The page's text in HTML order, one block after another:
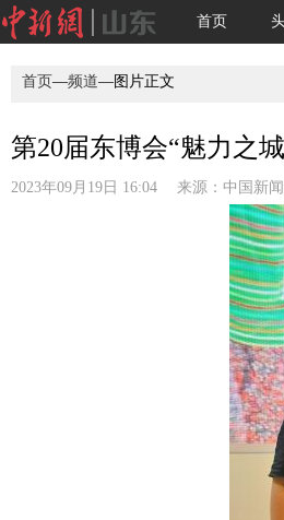
首页
首页—频道—图片正文
第20届东博会“魅力之
2023年09月19日 16:04 来源： 中国新